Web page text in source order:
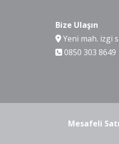
Bize Ulaşın
Yeni mah. izgi
0850 303 8649
Mesafeli